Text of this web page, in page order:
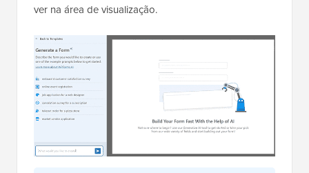
ver na área de visualização.